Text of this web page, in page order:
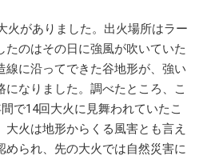
がありました。出火場所はラー
たのはその日に強風が吹いていた
線に沿ってできた谷地形が、強い
なりました。調べたところ、こ
で14回大火に見舞われていたこ
火は地形からくる風害とも言え
められ、先の大火では自然災害に